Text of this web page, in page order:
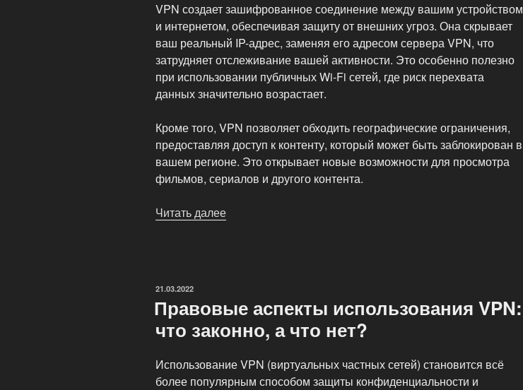
VPN создает зашифрованное соединение между вашим устройством
и интернетом, обеспечивая защиту от внешних угроз. Она скрывает
ваш реальный IP-адрес, заменяя его адресом сервера VPN, что
затрудняет отслеживание вашей активности. Это особенно полезно
при использовании публичных Wi-Fi сетей, где риск перехвата
данных значительно возрастает.
Кроме того, VPN позволяет обходить географические ограничения,
предоставляя доступ к контенту, который может быть заблокирован в
вашем регионе. Это открывает новые возможности для просмотра
фильмов, сериалов и другого контента.
Читать далее
ОПУБЛИКОВАНО
21.03.2022
Правовые аспекты использования VPN:
что законно, а что нет?
Использование VPN (виртуальных частных сетей) становится всё
более популярным способом защиты конфиденциальности и